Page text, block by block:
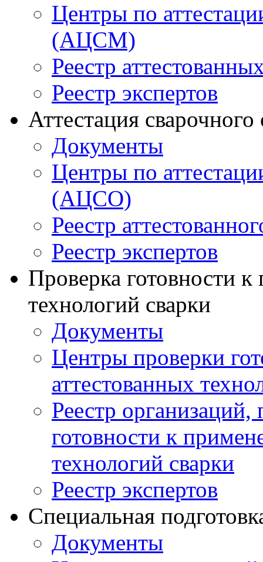
Центры по
(АЦСМ)
Реестр
Реестр экспертов
Аттестация
Документы
Центры по
(АЦСО)
Реестр
Реестр экспертов
Проверка готовности
технологий сварки
Документы
Центры проверки
аттестованных
Реестр
готовности к
технологий сварки
Реестр экспертов
Специальная
Документы